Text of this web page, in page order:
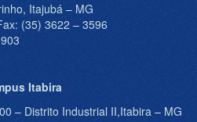
Itajubá – MG
(35) 3622 – 3596
Itabira
– Distrito Industrial II,Itabira – MG